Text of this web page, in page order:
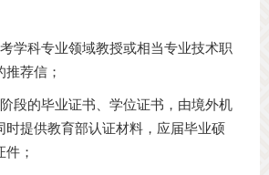
学科专业领域教授或相当专业技术职
荐信；
段的毕业证书、学位证书，由境外机
时提供教育部认证材料，应届毕业硕
；